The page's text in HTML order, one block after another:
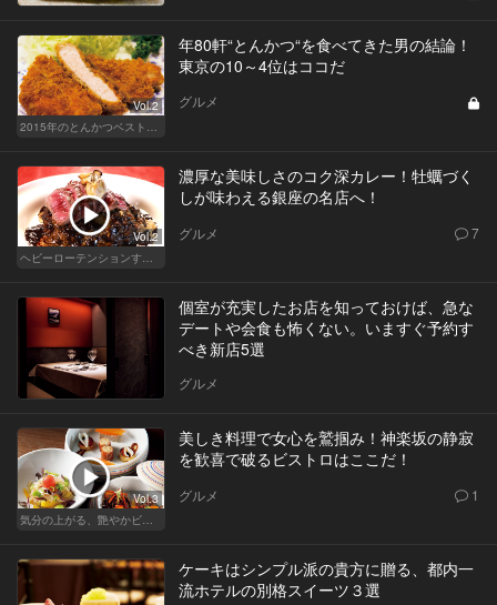
Vol.2
2015年のとんかつベスト10を発表！
年80軒“とんかつ“を食べてきた男の結論！
東京の10～4位はココだ
グルメ
Vol.2
ヘビーローテンションするカレー
濃厚な美味しさのコク深カレー！牡蠣づく
しが味わえる銀座の名店へ！
グルメ 7
個室が充実したお店を知っておけば、急な
デートや会食も怖くない。いますぐ予約す
べき新店5選
グルメ
Vol.3
気分の上がる、艶やかビストロ
美しき料理で女心を鷲掴み！神楽坂の静寂
を歓喜で破るビストロはここだ！
グルメ 1
ケーキはシンプル派の貴方に贈る、都内一
流ホテルの別格スイーツ３選